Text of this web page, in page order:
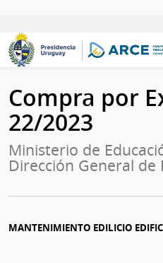
Compra por
22/2023
Ministerio de
Dirección General de
MANTENIMIENTO EDILICIO